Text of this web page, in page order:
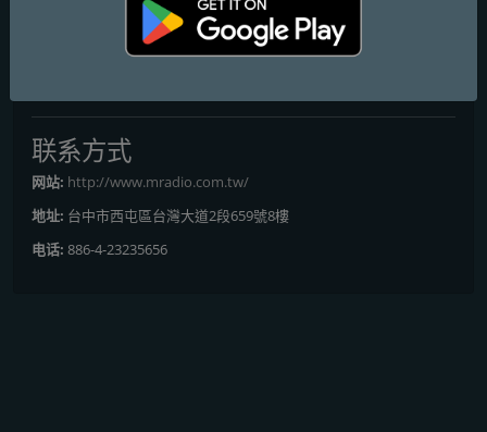
非你不可, 晚安168, 誰來買單, 哈啦久一點, 林菲, 小潘, 寶拉, 蘇兄
联系方式
网站: http://www.mradio.com.tw/
地址: 台中市西屯區台灣大道2段659號8樓
电话: 886-4-23235656